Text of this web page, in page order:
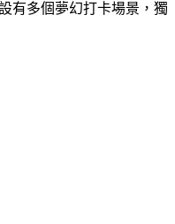
有多個夢幻打卡場景，獨